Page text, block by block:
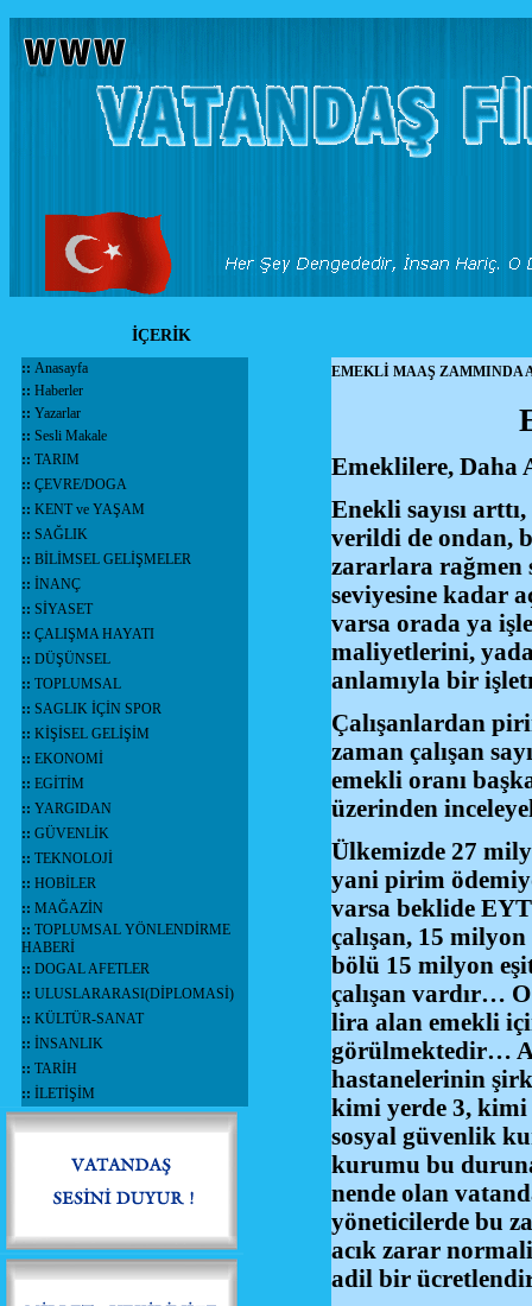
İÇERİK
:: Anasayfa
:: Haberler
:: Yazarlar
:: Sesli Makale
:: TARIM
:: ÇEVRE/DOGA
:: KENT ve YAŞAM
:: SAĞLIK
:: BİLİMSEL GELİŞMELER
:: İNANÇ
:: SİYASET
:: ÇALIŞMA HAYATI
:: DÜŞÜNSEL
:: TOPLUMSAL
:: SAGLIK İÇİN SPOR
:: KİŞİSEL GELİŞİM
:: EKONOMİ
:: EGİTİM
:: YARGIDAN
:: GÜVENLİK
:: TEKNOLOJİ
:: HOBİLER
:: MAĞAZİN
:: TOPLUMSAL YÖNLENDİRME
HABERİ
:: DOGAL AFETLER
:: ULUSLARARASI(DİPLOMASİ)
:: KÜLTÜR-SANAT
:: İNSANLIK
:: TARİH
:: İLETİŞİM
EMEKLİ MAAŞ ZAMMINDA
Emeklilere, Daha
Enekli sayısı
verildi de ondan,
zararlara rağmen
seviyesine kadar
varsa orada ya
maliyetlerini,
anlamıyla bir
Çalışanlardan
zaman çalışan
emekli oranı
üzerinden
Ülkemizde 27
yani pirim
varsa beklide
çalışan, 15
bölü 15 milyon
çalışan vardır…
lira alan emekli
görülmektedir…
hastanelerinin
kimi yerde 3, kimi
sosyal güvenlik
kurumu bu
nende olan
yöneticilerde bu
acık zarar
adil bir